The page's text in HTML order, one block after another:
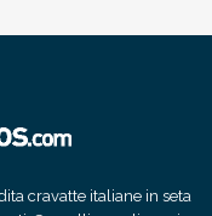
cravatte italiane in seta